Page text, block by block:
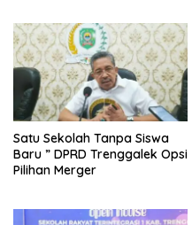
Satu Sekolah Tanpa Siswa
Baru ” DPRD Trenggalek Opsi
Pilihan Merger